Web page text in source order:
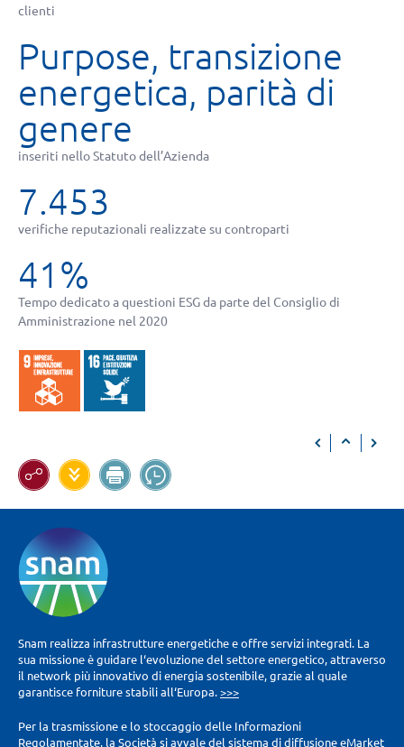
clienti
Purpose, transizione
energetica, parità di
genere
inseriti nello Statuto dell’Azienda
7.453
verifiche reputazionali realizzate su controparti
41%
Tempo dedicato a questioni ESG da parte del Consiglio di
Amministrazione nel 2020
Snam realizza infrastrutture energetiche e offre servizi integrati. La
sua missione è guidare l‘evoluzione del settore energetico, attraverso
il network più innovativo di energia sostenibile, grazie al quale
garantisce forniture stabili all‘Europa. >>>
Per la trasmissione e lo stoccaggio delle Informazioni
Regolamentate, la Società si avvale del sistema di diffusione eMarket